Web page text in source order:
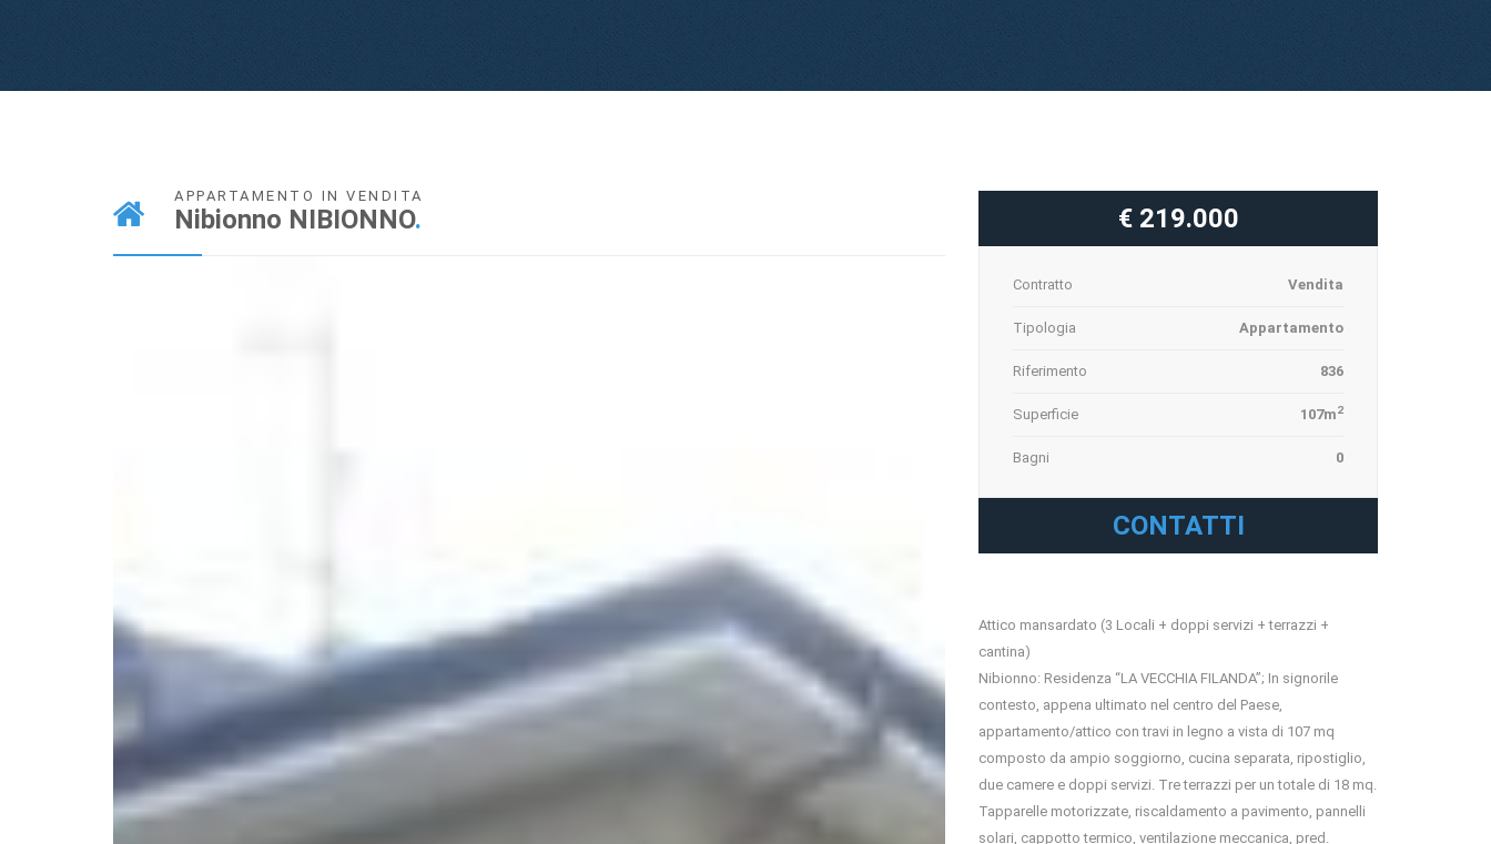
APPARTAMENTO IN VENDITA
Nibionno NIBIONNO. € 219.000
Contratto Vendita
Tipologia Appartamento
Riferimento 836
Superficie 107m2
Bagni 0
CONTATTI
Attico mansardato (3 Locali + doppi servizi + terrazzi +
cantina)
Nibionno: Residenza “LA VECCHIA FILANDA”; In signorile
contesto, appena ultimato nel centro del Paese,
appartamento/attico con travi in legno a vista di 107 mq
composto da ampio soggiorno, cucina separata, ripostiglio,
due camere e doppi servizi. Tre terrazzi per un totale di 18 mq.
Tapparelle motorizzate, riscaldamento a pavimento, pannelli
solari, cappotto termico, ventilazione meccanica, pred.